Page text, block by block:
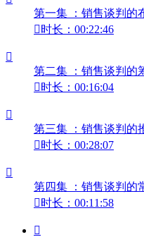
第一集 ：销售谈判的
时长：00:22:46

第二集 ：销售谈判的
时长：00:16:04

第三集 ：销售谈判的
时长：00:28:07

第四集 ：销售谈判的
时长：00:11:58
